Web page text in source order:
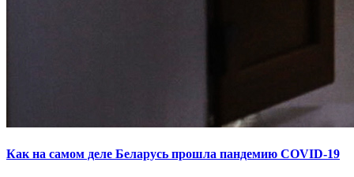
Как на самом деле Беларусь прошла пандемию COVID-19